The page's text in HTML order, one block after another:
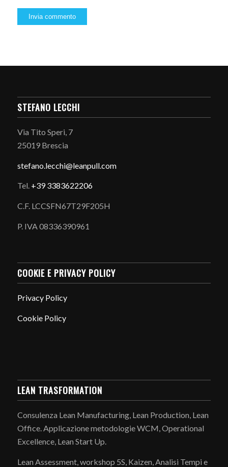
STEFANO LECCHI
Via Tito Speri, 7
25019 Brescia
stefano. lecchi@leanpull.com
Tel. +39 3383622206
C.F. LCCSFN67T29F205H
P. IVA 08336390961
COOKIE E PRIVACY POLICY
Privacy Policy
Cookie Policy
LEAN TRASFORMATION
Consulenza Lean Manufacturing, Lean Production, Lean
Office. Applicazione metodologie WCM, Operational
Excellence, Lean Start Up.
Lean Assessment, workshop 5S, Kaizen, Analisi Tempi e